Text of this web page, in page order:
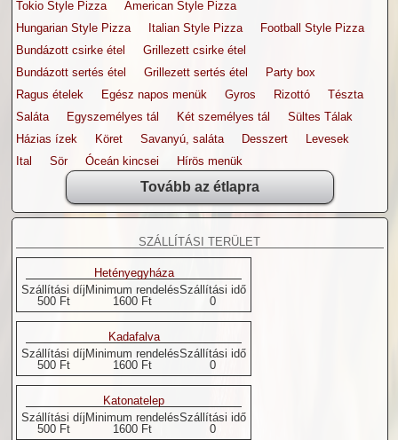
Tokio Style Pizza
American Style Pizza
Hungarian Style Pizza
Italian Style Pizza
Football Style Pizza
Bundázott csirke étel
Grillezett csirke étel
Bundázott sertés étel
Grillezett sertés étel
Party box
Ragus ételek
Egész napos menük Gyros Rizottó
Tészta
Saláta
Egyszemélyes tál Két személyes tál
Sültes Tálak
Házias ízek
Köret Savanyú, saláta Desszert
Levesek
Ital
Sör Óceán kincsei Hírös menük
Tovább az étlapra
SZÁLLÍTÁSI TERÜLET
Hetényegyháza
Szállítási díjMinimum rendelésSzállítási idő
500 Ft
1600 Ft 0
Kadafalva
Szállítási díjMinimum rendelésSzállítási idő
500 Ft
1600 Ft 0
Katonatelep
Szállítási díjMinimum rendelésSzállítási idő
500 Ft
1600 Ft 0